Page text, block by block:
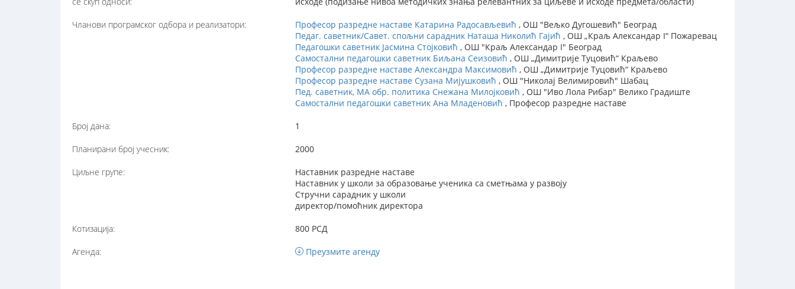
Чланови програмског одбора и реализатори: Професор разредне наставе Катарина Радосављевић , ОШ "Вељко Дугошевић" Београд
Педаг. саветник/Савет. спољни сарадник Наташа Николић Гајић , ОШ „Краљ Александар I“ Пожаревац
Педагошки саветник Јасмина Стојковић , ОШ "Краљ Александар I" Београд
Самостални педагошки саветник Биљана Сеизовић , ОШ „Димитрије Туцовић“ Краљево
Професор разредне наставе Александра Максимовић , ОШ „Димитрије Туцовић“ Краљево
Професор разредне наставе Сузана Мијушковић , ОШ "Николај Велимировић" Шабац
Пед. саветник, МА обр. политика Снежана Милојковић , ОШ "Иво Лола Рибар" Велико Градиште
Самостални педагошки саветник Ана Младеновић , Професор разредне наставе
Број дана: 1
Планирани број учесник: 2000
Циљне групе:
Наставник разредне наставе
Наставник у школи за образовање ученика са сметњама у развоју
Стручни сарадник у школи
директор/помоћник директора
Котизација: 800 РСД
Агенда: Преузмите агенду